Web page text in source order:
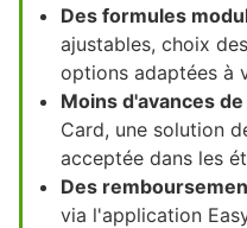
Des formules
ajustables, choix
options adaptées à
Moins d'avances
Card, une solution
acceptée dans les
Des
via l'application